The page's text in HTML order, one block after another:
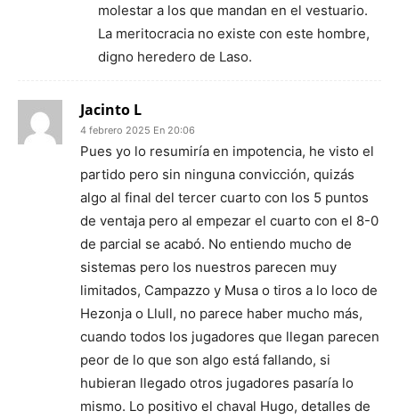
molestar a los que mandan en el vestuario.
La meritocracia no existe con este hombre,
digno heredero de Laso.
Jacinto L
4 febrero 2025 En 20:06
Pues yo lo resumiría en impotencia, he visto el
partido pero sin ninguna convicción, quizás
algo al final del tercer cuarto con los 5 puntos
de ventaja pero al empezar el cuarto con el 8-0
de parcial se acabó. No entiendo mucho de
sistemas pero los nuestros parecen muy
limitados, Campazzo y Musa o tiros a lo loco de
Hezonja o Llull, no parece haber mucho más,
cuando todos los jugadores que llegan parecen
peor de lo que son algo está fallando, si
hubieran llegado otros jugadores pasaría lo
mismo. Lo positivo el chaval Hugo, detalles de